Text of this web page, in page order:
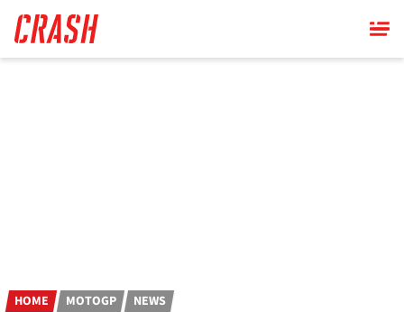
main
content
HOME MOTOGP NEWS